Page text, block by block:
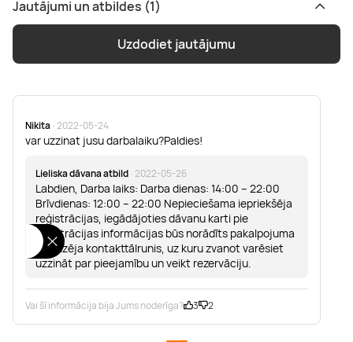
Jautājumi un atbildes (1)
Uzdodiet jautājumu
Nikita · 2022-05-24
var uzzinat jusu darbalaiku?Paldies!
Lieliska dāvana atbild · 2022-05-26
Labdien, Darba laiks: Darba dienas: 14:00 – 22:00
Brīvdienas: 12:00 – 22:00 Nepieciešama iepriekšēja
reģistrācijas, iegādājoties dāvanu karti pie
reģistrācijas informācijas būs norādīts pakalpojuma
sniedzēja kontakttālrunis, uz kuru zvanot varēsiet
uzzināt par pieejamību un veikt rezervāciju.
Vai šī informācija bija Jums noderīga? 3 2